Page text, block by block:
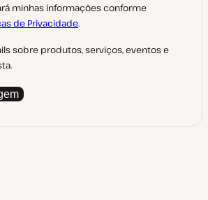
minhas informações conforme
de Privacidade.
sobre produtos, serviços, eventos e